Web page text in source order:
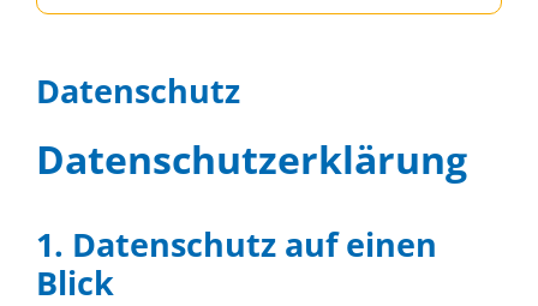
Datenschutz
Datenschutz­erklärung
1. Datenschutz auf einen
Blick